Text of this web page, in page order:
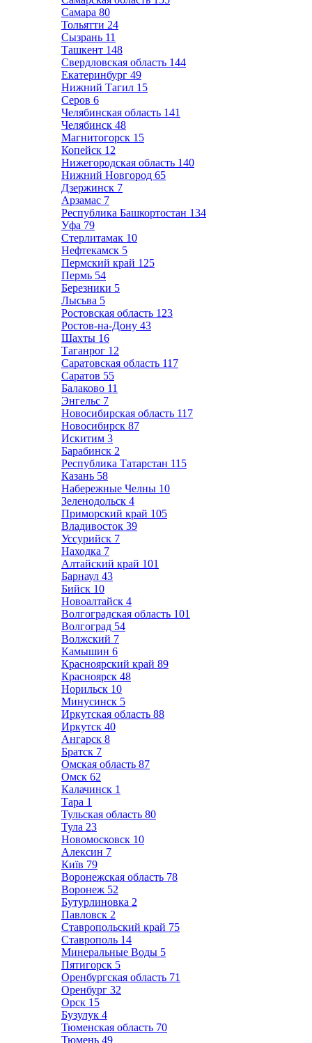
Самара 80
Тольятти 24
Сызрань 11
Ташкент 148
Свердловская область 144
Екатеринбург 49
Нижний Тагил 15
Серов 6
Челябинская область 141
Челябинск 48
Магнитогорск 15
Копейск 12
Нижегородская область 140
Нижний Новгород 65
Дзержинск 7
Арзамас 7
Республика Башкортостан 134
Уфа 79
Стерлитамак 10
Нефтекамск 5
Пермский край 125
Пермь 54
Березники 5
Лысьва 5
Ростовская область 123
Ростов-на-Дону 43
Шахты 16
Таганрог 12
Саратовская область 117
Саратов 55
Балаково 11
Энгельс 7
Новосибирская область 117
Новосибирск 87
Искитим 3
Барабинск 2
Республика Татарстан 115
Казань 58
Набережные Челны 10
Зеленодольск 4
Приморский край 105
Владивосток 39
Уссурийск 7
Находка 7
Алтайский край 101
Барнаул 43
Бийск 10
Новоалтайск 4
Волгоградская область 101
Волгоград 54
Волжский 7
Камышин 6
Красноярский край 89
Красноярск 48
Норильск 10
Минусинск 5
Иркутская область 88
Иркутск 40
Ангарск 8
Братск 7
Омская область 87
Омск 62
Калачинск 1
Тара 1
Тульская область 80
Тула 23
Новомосковск 10
Алексин 7
Київ 79
Воронежская область 78
Воронеж 52
Бутурлиновка 2
Павловск 2
Ставропольский край 75
Ставрополь 14
Минеральные Воды 5
Пятигорск 5
Оренбургская область 71
Оренбург 32
Орск 15
Бузулук 4
Тюменская область 70
Тюмень 49